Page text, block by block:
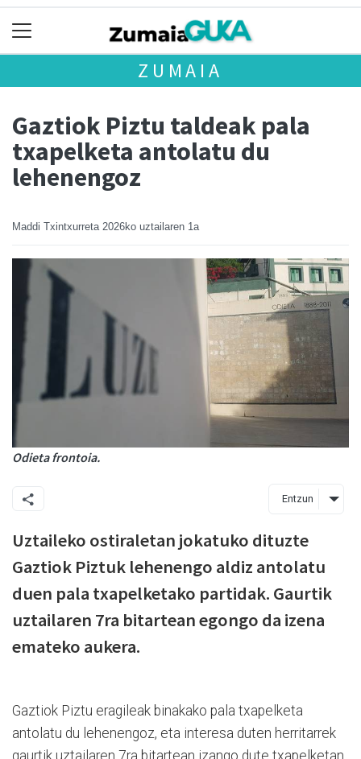
ZUMAIA
Gaztiok Piztu taldeak pala
txapelketa antolatu du
lehenengoz
Maddi Txintxurreta 2026ko uztailaren 1a
Odieta frontoia.
Entzun
Uztaileko ostiraletan jokatuko dituzte
Gaztiok Piztuk lehenengo aldiz antolatu
duen pala txapelketako partidak. Gaurtik
uztailaren 7ra bitartean egongo da izena
emateko aukera.
Gaztiok Piztu eragileak binakako pala txapelketa
antolatu du lehenengoz, eta interesa duten herritarrek